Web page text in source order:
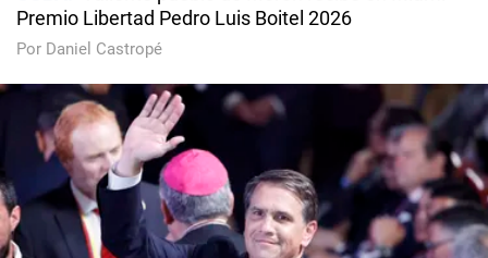
Premio Libertad Pedro Luis Boitel 2026
Por Daniel Castropé